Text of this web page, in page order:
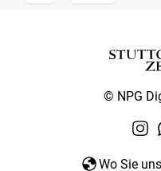
© NPG
Wo Sie